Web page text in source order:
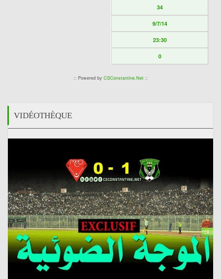
34
9/7/14
23:30
0
:: Powered by CSConstantine.Net::
VIDÉOTHÈQUE